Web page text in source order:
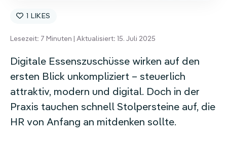
1
Lesezeit: 7 Minuten | Aktualisiert: 15. Juli 2025
Digitale Essenszuschüsse wirken auf den
ersten Blick unkompliziert – steuerlich
attraktiv, modern und digital. Doch in der
Praxis tauchen schnell Stolpersteine auf, die
HR von Anfang an mitdenken sollte.